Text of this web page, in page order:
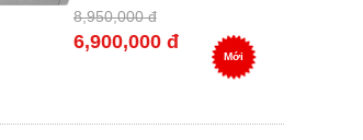
8,950,000 đ
6,900,000 đ
Mới